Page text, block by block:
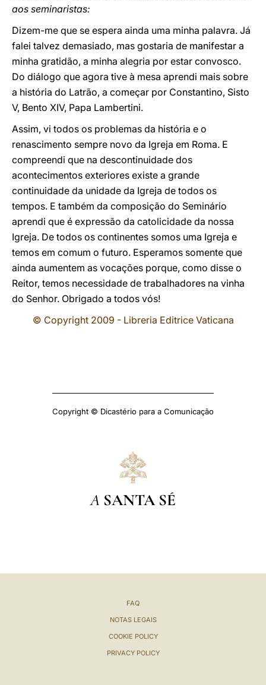
aos seminaristas:
Dizem-me que se espera ainda uma minha palavra. Já
falei talvez demasiado, mas gostaria de manifestar a
minha gratidão, a minha alegria por estar convosco.
Do diálogo que agora tive à mesa aprendi mais sobre
a história do Latrão, a começar por Constantino, Sisto
V, Bento XIV, Papa Lambertini.
Assim, vi todos os problemas da história e o
renascimento sempre novo da Igreja em Roma. E
compreendi que na descontinuidade dos
acontecimentos exteriores existe a grande
continuidade da unidade da Igreja de todos os
tempos. E também da composição do Seminário
aprendi que é expressão da catolicidade da nossa
Igreja. De todos os continentes somos uma Igreja e
temos em comum o futuro. Esperamos somente que
ainda aumentem as vocações porque, como disse o
Reitor, temos necessidade de trabalhadores na vinha
do Senhor. Obrigado a todos vós!
© Copyright 2009 - Libreria Editrice Vaticana
Copyright © Dicastério para a Comunicação
A SANTA SÉ
FAQ
NOTAS LEGAIS
COOKIE POLICY
PRIVACY POLICY